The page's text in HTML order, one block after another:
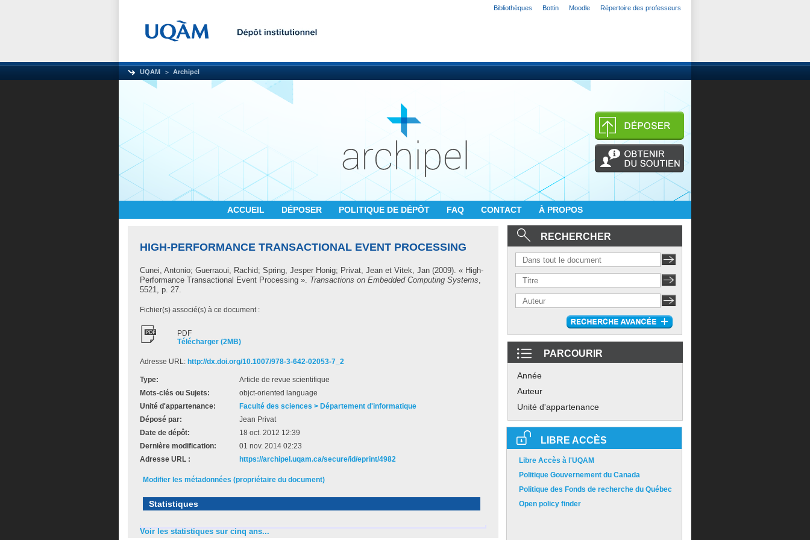
Bibliothèques Bottin Moodle Répertoire des professeurs
UQAM Archipel
ACCUEIL DÉPOSER POLITIQUE DE DÉPÔT FAQ CONTACT À PROPOS
HIGH-PERFORMANCE TRANSACTIONAL EVENT PROCESSING
Cunei, Antonio; Guerraoui, Rachid; Spring, Jesper Honig; Privat, Jean et Vitek, Jan (2009). « High-
Performance Transactional Event Processing ». Transactions on Embedded Computing Systems,
5521, p. 27.
Fichier(s) associé(s) à ce document :
PDF
Télécharger (2MB)
Adresse URL: http://dx.doi.org/10.1007/978-3-642-02053-7_2
Type:
Article de revue scientifique
Mots-clés ou Sujets:
objct-oriented language
Unité d'appartenance:
Faculté des sciences > Département d'informatique
Déposé par:
Jean Privat
Date de dépôt:
18 oct. 2012 12:39
Dernière modification:
01 nov. 2014 02:23
Adresse URL :
https://archipel.uqam.ca/secure/id/eprint/4982
Modifier les métadonnées (propriétaire du document)
Statistiques
Voir les statistiques sur cinq ans...
RECHERCHER
PARCOURIR
Année
Auteur
Unité d'appartenance
LIBRE ACCÈS
Libre Accès à l'UQAM
Politique Gouvernement du Canada
Politique des Fonds de recherche du Québec
Open policy finder